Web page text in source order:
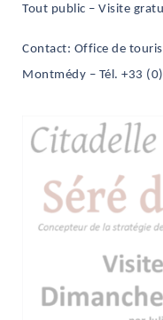
Tout public – Visite
Contact: Office de
Montmédy – Tél. +33